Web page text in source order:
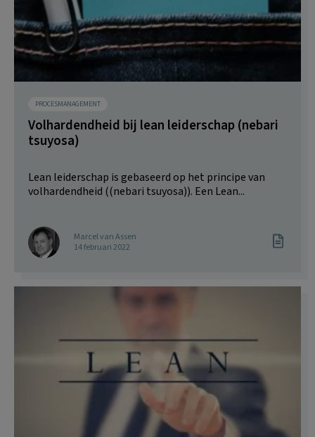
PROCESMANAGEMENT
Volhardendheid bij lean leiderschap (nebari
tsuyosa)
Lean leiderschap is gebaseerd op het principe van
volhardendheid ((nebari tsuyosa)). Een Lean...
Marcel van Assen
14 februari 2022